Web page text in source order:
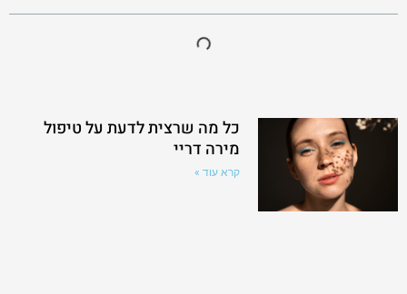
כל מה שרצית לדעת על טיפול
מירה דריי
קרא עוד »